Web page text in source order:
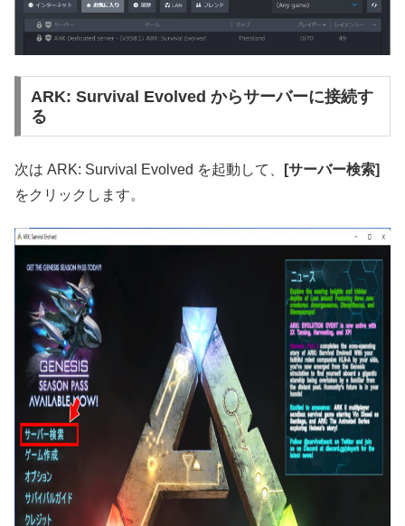
ARK: Survival Evolved からサーバーに接続す
る
次は ARK: Survival Evolved を起動して、
[サーバー検索]
をクリックします。